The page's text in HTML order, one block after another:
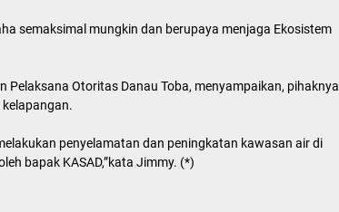
semaksimal mungkin dan berupaya menjaga Ekosistem
Pelaksana Otoritas Danau Toba, menyampaikan, pihaknya
penyelamatan dan peningkatan kawasan air di
bapak KASAD,”kata Jimmy. (*)